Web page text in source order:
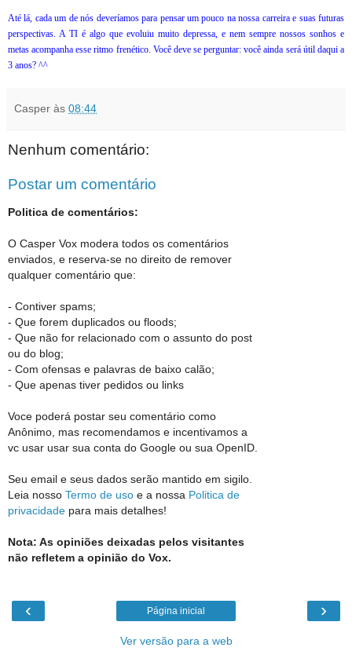
Até lá, cada um de nós deveríamos para pensar um pouco na nossa carreira e suas futuras
perspectivas. A TI é algo que evoluiu muito depressa, e nem sempre nossos sonhos e
metas acompanha esse ritmo frenético. Você deve se perguntar: você ainda será útil daqui a
3 anos? ^^
Casper às 08:44
Nenhum comentário:
Postar um comentário
Politica de comentários:
O Casper Vox modera todos os comentários
enviados, e reserva-se no direito de remover
qualquer comentário que:
- Contiver spams;
- Que forem duplicados ou floods;
- Que não for relacionado com o assunto do post
ou do blog;
- Com ofensas e palavras de baixo calão;
- Que apenas tiver pedidos ou links
Voce poderá postar seu comentário como
Anônimo, mas recomendamos e incentivamos a
vc usar usar sua conta do Google ou sua OpenID.
Seu email e seus dados serão mantido em sigilo.
Leia nosso Termo de uso e a nossa Politica de
privacidade para mais detalhes!
Nota: As opiniões deixadas pelos visitantes
não refletem a opinião do Vox.
‹ ›
Página inicial
Ver versão para a web